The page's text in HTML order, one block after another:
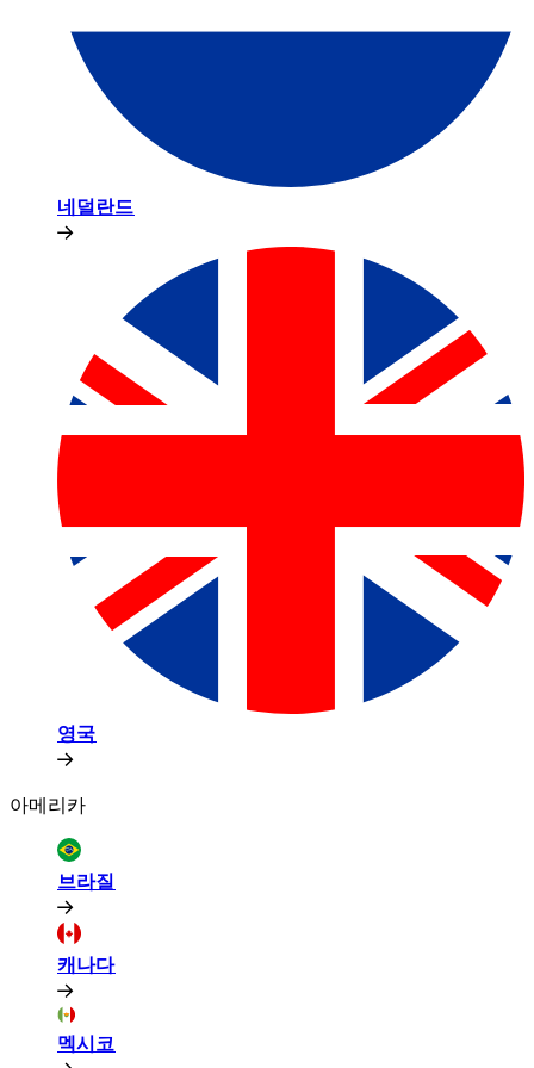
네덜란드​​
영국​​
아메리카​​
브라질​​
캐나다​​
멕시코​​